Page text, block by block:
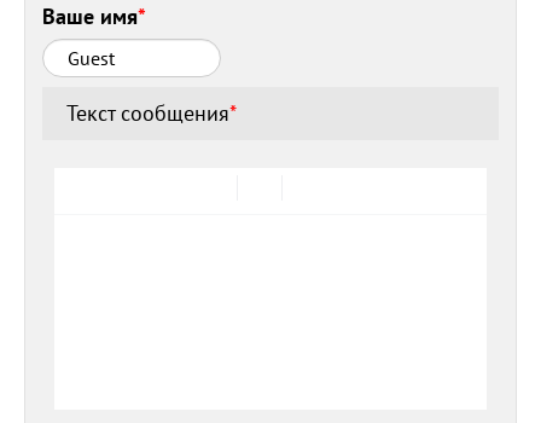
Ваше имя*
Текст сообщения*